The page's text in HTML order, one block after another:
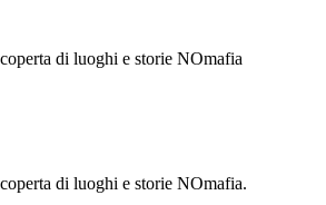
di luoghi e storie NOmafia
di luoghi e storie NOmafia.